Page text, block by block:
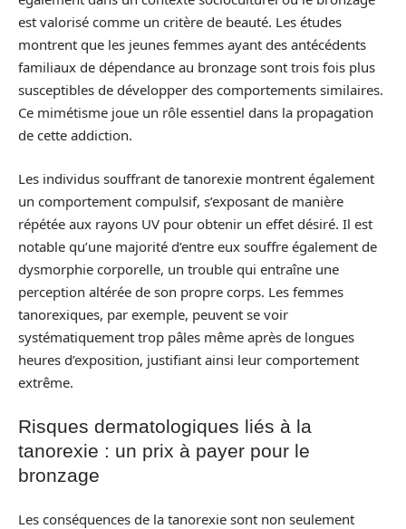
est valorisé comme un critère de beauté. Les études
montrent que les jeunes femmes ayant des antécédents
familiaux de dépendance au bronzage sont trois fois plus
susceptibles de développer des comportements similaires.
Ce mimétisme joue un rôle essentiel dans la propagation
de cette addiction.
Les individus souffrant de tanorexie montrent également
un comportement compulsif, s’exposant de manière
répétée aux rayons UV pour obtenir un effet désiré. Il est
notable qu’une majorité d’entre eux souffre également de
dysmorphie corporelle, un trouble qui entraîne une
perception altérée de son propre corps. Les femmes
tanorexiques, par exemple, peuvent se voir
systématiquement trop pâles même après de longues
heures d’exposition, justifiant ainsi leur comportement
extrême.
Risques dermatologiques liés à la
tanorexie : un prix à payer pour le
bronzage
Les conséquences de la tanorexie sont non seulement